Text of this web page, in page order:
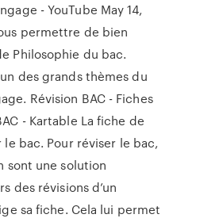
- YouTube May 14,
permettre de bien
Philosophie du bac.
des grands thèmes du
Révision BAC - Fiches
- Kartable La fiche de
bac. Pour réviser le bac,
sont une solution
des révisions d’un
sa fiche. Cela lui permet